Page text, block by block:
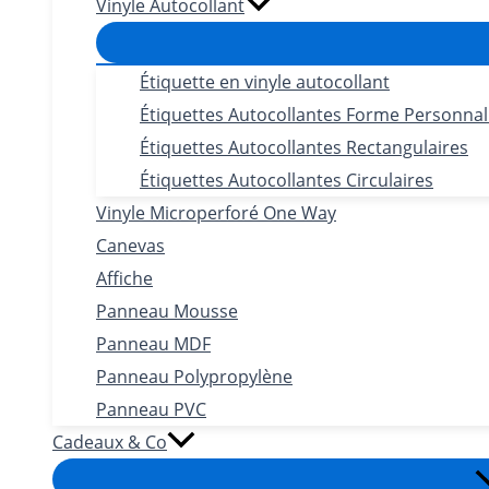
Vinyle Autocollant
Étiquette en vinyle autocollant
Étiquettes Autocollantes Forme
Étiquettes Autocollantes Rectangulaires
Étiquettes Autocollantes Circulaires
Vinyle Microperforé One Way
Canevas
Affiche
Panneau Mousse
Panneau MDF
Panneau Polypropylène
Panneau PVC
Cadeaux & Co